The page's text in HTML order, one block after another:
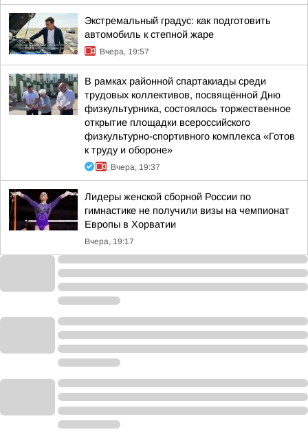
Экстремальный градус: как подготовить
автомобиль к степной жаре
Вчера, 19:57
В рамках районной спартакиады среди
трудовых коллективов, посвящённой Дню
физкультурника, состоялось торжественное
открытие площадки всероссийского
физкультурно-спортивного комплекса «Готов
к труду и обороне»
Вчера, 19:37
Лидеры женской сборной России по
гимнастике не получили визы на чемпионат
Европы в Хорватии
Вчера, 19:17